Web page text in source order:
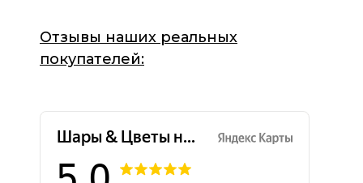
Отзывы наших реальных
покупателей: